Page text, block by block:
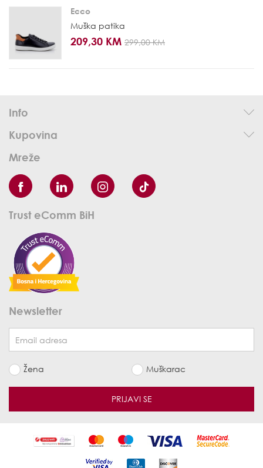
Ecco
Muška patika
209,30 KM 299,00 KM
Info
Kupovina
Mreže
Trust eComm BiH
Newsletter
Žena Muškarac
PRIJAVI SE